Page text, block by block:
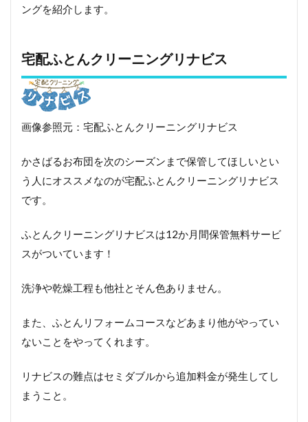
ングを紹介します。
宅配ふとんクリーニングリナビス
画像参照元：宅配ふとんクリーニングリナビス
かさばるお布団を次のシーズンまで保管してほしいとい
う人にオススメなのが宅配ふとんクリーニングリナビス
です。
ふとんクリーニングリナビスは12か月間保管無料サービ
スがついています！
洗浄や乾燥工程も他社とそん色ありません。
また、ふとんリフォームコースなどあまり他がやってい
ないことをやってくれます。
リナビスの難点はセミダブルから追加料金が発生してし
まうこと。